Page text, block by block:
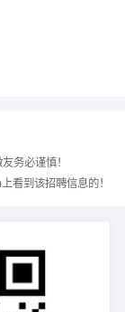
务必谨慎！
看到该招聘信息的！